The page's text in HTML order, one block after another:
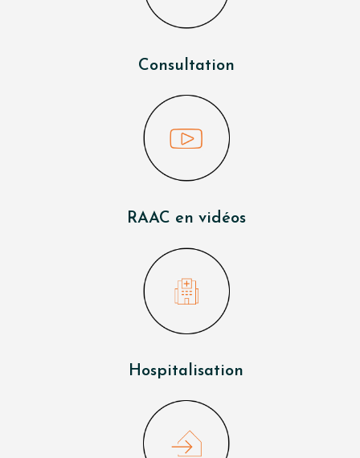
Consultation
RAAC en vidéos
Hospitalisation